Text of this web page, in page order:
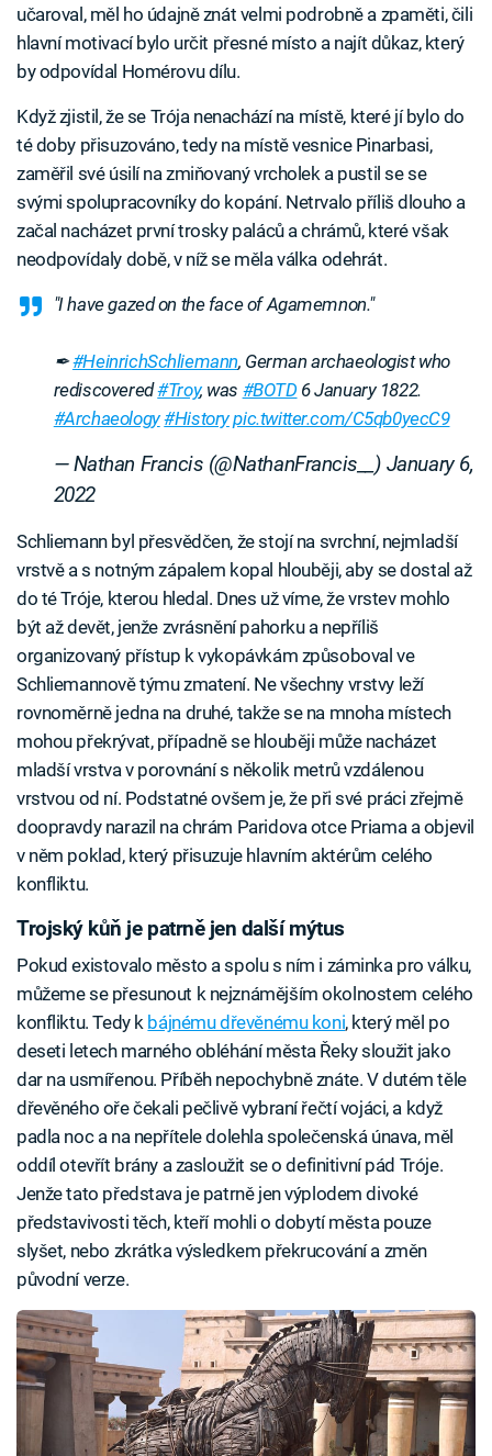
učaroval, měl ho údajně znát velmi podrobně a zpaměti, čili
hlavní motivací bylo určit přesné místo a najít důkaz, který
by odpovídal Homérovu dílu.
Když zjistil, že se Trója nenachází na místě, které jí bylo do
té doby přisuzováno, tedy na místě vesnice Pinarbasi,
zaměřil své úsilí na zmiňovaný vrcholek a pustil se se
svými spolupracovníky do kopání. Netrvalo příliš dlouho a
začal nacházet první trosky paláců a chrámů, které však
neodpovídaly době, v níž se měla válka odehrát.
"I have gazed on the face of Agamemnon."
✒#HeinrichSchliemann, German archaeologist who
rediscovered#Troy, was #BOTD 6 January 1822.
#Archaeology#Historypic.twitter.com/C5qb0yecC9
— Nathan Francis (@NathanFrancis__) January 6,
2022
Schliemann byl přesvědčen, že stojí na svrchní, nejmladší
vrstvě a s notným zápalem kopal hlouběji, aby se dostal až
do té Tróje, kterou hledal. Dnes už víme, že vrstev mohlo
být až devět, jenže zvrásnění pahorku a nepříliš
organizovaný přístup k vykopávkám způsoboval ve
Schliemannově týmu zmatení. Ne všechny vrstvy leží
rovnoměrně jedna na druhé, takže se na mnoha místech
mohou překrývat, případně se hlouběji může nacházet
mladší vrstva v porovnání s několik metrů vzdálenou
vrstvou od ní. Podstatné ovšem je, že při své práci zřejmě
doopravdy narazil na chrám Paridova otce Priama a objevil
v něm poklad, který přisuzuje hlavním aktérům celého
konfliktu.
Trojský kůň je patrně jen další mýtus
Pokud existovalo město a spolu s ním i záminka pro válku,
můžeme se přesunout k nejznámějším okolnostem celého
konfliktu. Tedy k bájnému dřevěnému koni, který měl po
deseti letech marného obléhání města Řeky sloužit jako
dar na usmířenou. Příběh nepochybně znáte. V dutém těle
dřevěného oře čekali pečlivě vybraní řečtí vojáci, a když
padla noc a na nepřítele dolehla společenská únava, měl
oddíl otevřít brány a zasloužit se o definitivní pád Tróje.
Jenže tato představa je patrně jen výplodem divoké
představivosti těch, kteří mohli o dobytí města pouze
slyšet, nebo zkrátka výsledkem překrucování a změn
původní verze.